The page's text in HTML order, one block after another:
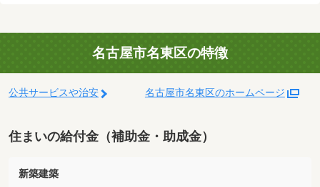
名古屋市名東区の特徴
公共サービスや治安 名古屋市名東区のホームページ
住まいの給付金（補助金・助成金）
新築建築